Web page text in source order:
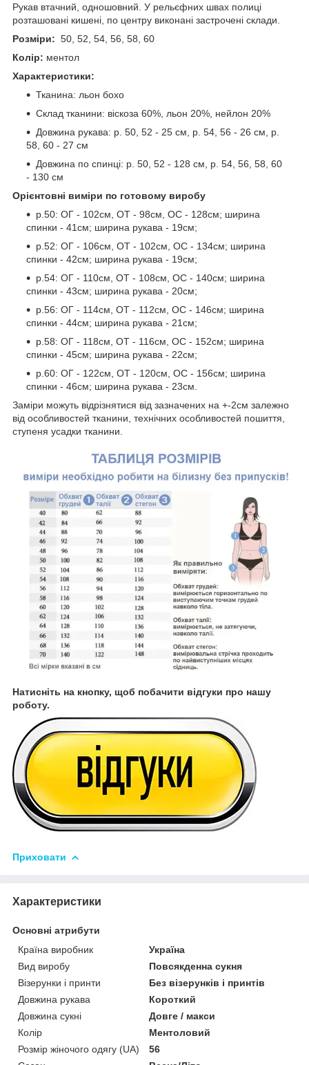
Рукав втачний, одношовний. У рельєфних швах полиці
розташовані кишені, по центру виконані застрочені склади.
Розміри: 50, 52, 54, 56, 58, 60
Колір: ментол
Характеристики:
Тканина: льон бохо
Склад тканини: віскоза 60%, льон 20%, нейлон 20%
Довжина рукава: р. 50, 52 - 25 см, р. 54, 56 - 26 см, р.
58, 60 - 27 см
Довжина по спинці: р. 50, 52 - 128 см, р. 54, 56, 58, 60
- 130 см
Орієнтовні виміри по готовому виробу
р.50: ОГ - 102см, ОТ - 98см, ОС - 128см; ширина
спинки - 41см; ширина рукава - 19см;
р.52: ОГ - 106см, ОТ - 102см, ОС - 134см; ширина
спинки - 42см; ширина рукава - 19см;
р.54: ОГ - 110см, ОТ - 108см, ОС - 140см; ширина
спинки - 43см; ширина рукава - 20см;
р.56: ОГ - 114см, ОТ - 112см, ОС - 146см; ширина
спинки - 44см; ширина рукава - 21см;
р.58: ОГ - 118см, ОТ - 116см, ОС - 152см; ширина
спинки - 45см; ширина рукава - 22см;
р.60: ОГ - 122см, ОТ - 120см, ОС - 156см; ширина
спинки - 46см; ширина рукава - 23см.
Заміри можуть відрізнятися від зазначених на +-2см залежно
від особливостей тканини, технічних особливостей пошиття,
ступеня усадки тканини.
Натисніть на кнопку, щоб побачити відгуки про нашу
роботу.
Приховати
Характеристики
Основні атрибути
Країна виробник
Україна
Вид виробу
Повсякденна сукня
Візерунки і принти
Без візерунків і принтів
Довжина рукава
Короткий
Довжина сукні
Довге / макси
Колір
Ментоловий
Розмір жіночого одягу (UA)
56